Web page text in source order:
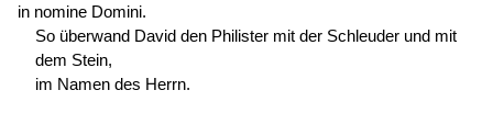
in nomine Domini.
So überwand David den Philister mit der Schleuder und mit
dem Stein,
im Namen des Herrn.